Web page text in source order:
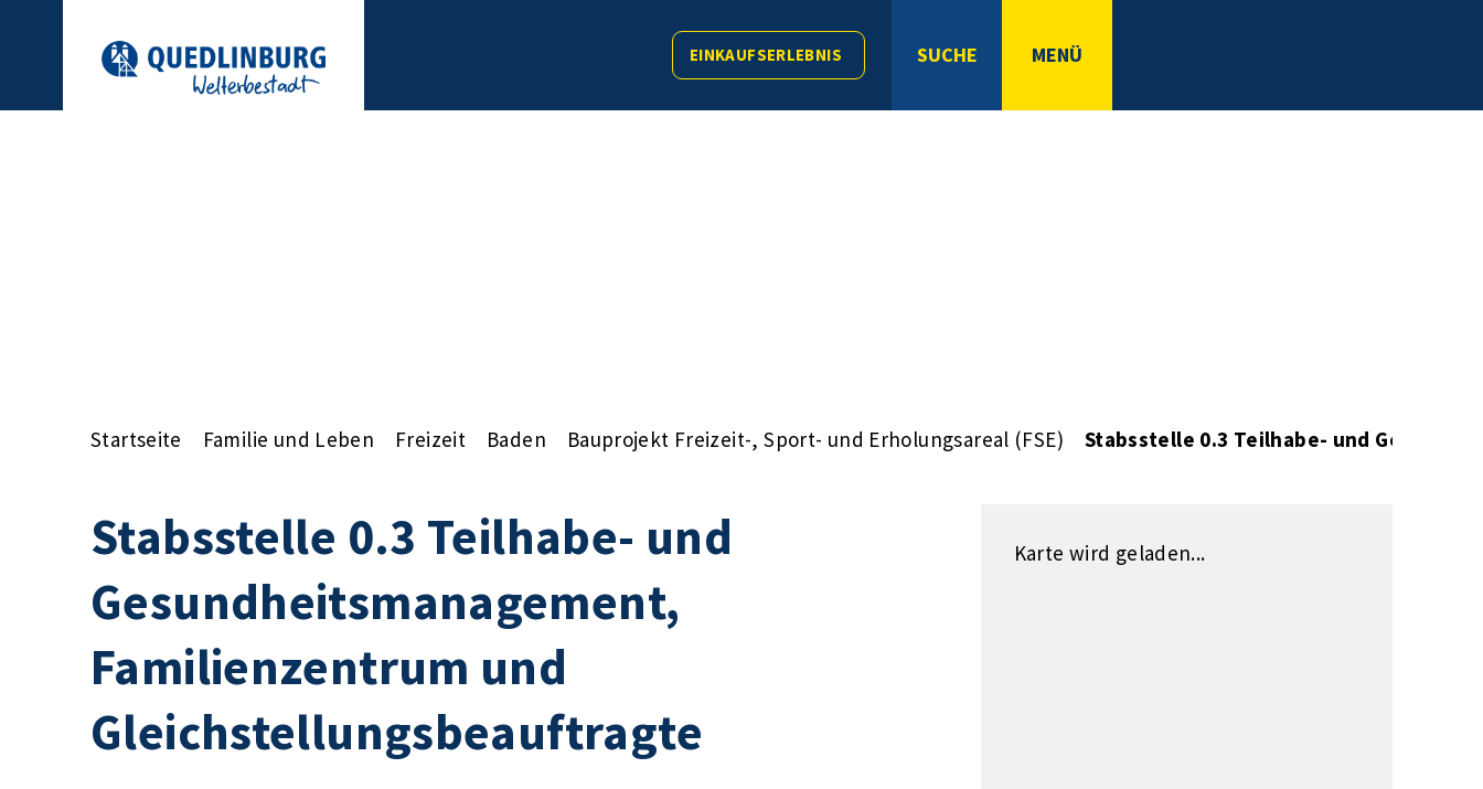
EINKAUFSERLEBNIS SUCHE MENÜ
Startseite Familie und Leben Freizeit Baden Bauprojekt Freizeit-, Sport- und Erholungsareal (FSE) Stabsstelle 0.3 Teilhabe- und
Stabsstelle 0.3 Teilhabe- und
Gesundheitsmanagement,
Familienzentrum und
Gleichstellungsbeauftragte
Karte wird geladen...